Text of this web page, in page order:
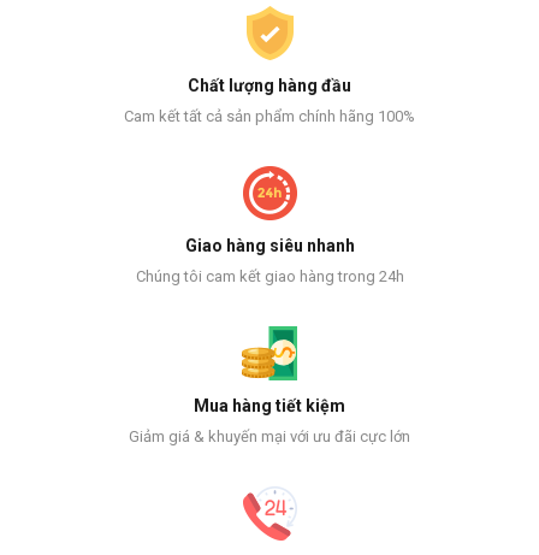
Chất lượng hàng đầu
Cam kết tất cả sản phẩm chính hãng 100%
Giao hàng siêu nhanh
Chúng tôi cam kết giao hàng trong 24h
Mua hàng tiết kiệm
Giảm giá & khuyến mại với ưu đãi cực lớn